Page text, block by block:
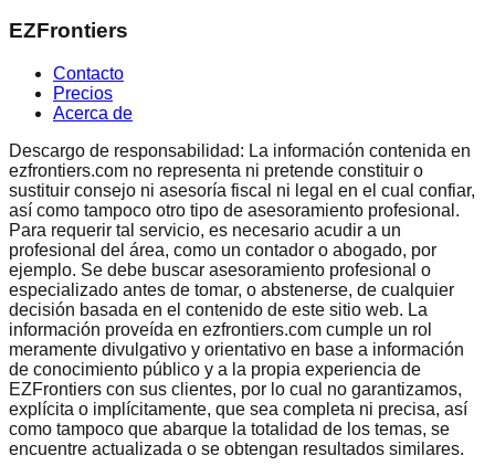
EZFrontiers
Contacto
Precios
Acerca de
Descargo de responsabilidad: La información contenida en
ezfrontiers.com no representa ni pretende constituir o
sustituir consejo ni asesoría fiscal ni legal en el cual confiar,
así como tampoco otro tipo de asesoramiento profesional.
Para requerir tal servicio, es necesario acudir a un
profesional del área, como un contador o abogado, por
ejemplo. Se debe buscar asesoramiento profesional o
especializado antes de tomar, o abstenerse, de cualquier
decisión basada en el contenido de este sitio web. La
información proveída en ezfrontiers.com cumple un rol
meramente divulgativo y orientativo en base a información
de conocimiento público y a la propia experiencia de
EZFrontiers con sus clientes, por lo cual no garantizamos,
explícita o implícitamente, que sea completa ni precisa, así
como tampoco que abarque la totalidad de los temas, se
encuentre actualizada o se obtengan resultados similares.